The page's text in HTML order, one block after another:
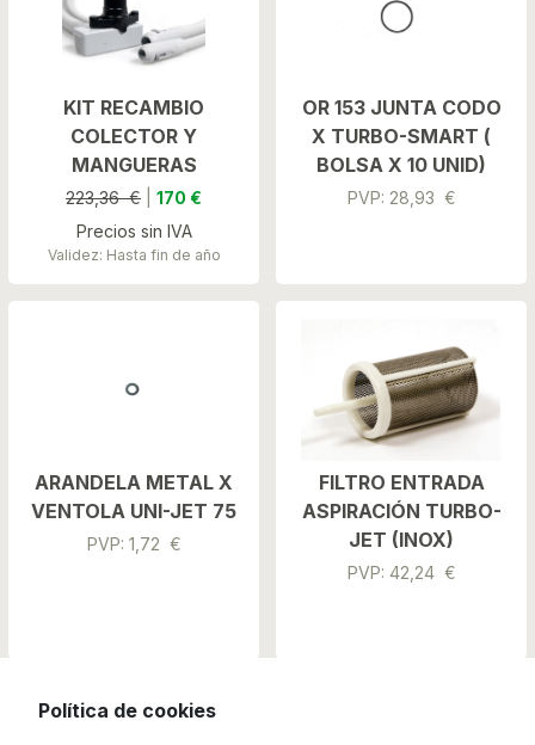
KIT RECAMBIO
COLECTOR Y
MANGUERAS
223,36 €
170 €
Precios sin IVA
Validez: Hasta fin de año
OR 153 JUNTA CODO
X TURBO-SMART (
BOLSA X 10 UNID)
PVP: 28,93 €
ARANDELA METAL X
VENTOLA UNI-JET 75
PVP: 1,72 €
FILTRO ENTRADA
ASPIRACIÓN TURBO-
JET (INOX)
PVP: 42,24 €
Política de cookies